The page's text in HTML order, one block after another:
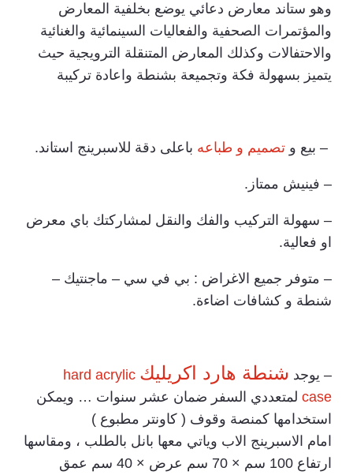
وهو ستاند معارض دعائي يوضع بخلفية المعارض
والمؤتمرات الصحفية والفعاليات السينمائية والغنائية
والاحتفالات وكذلك المعارض المتنقلة الترويجية حيث
يتميز بسهولة فكة وتجميعة بشنطة واعادة تركيبة
– بيع و تصميم و طباعه باعلى دقة للاسبرينج استاند.
– فينيش ممتاز.
– سهولة التركيب والفك والنقل لمشاركتك باي معرض
او فعالية.
– متوفر جميع الاغراض : بي في سي – ماجنتيك –
شنطة و كشافات اضاءة.
– يوجد شنطة هارد اكريليك hard acrylic
case لمتعددي السفر ضمان عشر سنوات … ويمكن
استخدامها كمنصة وقوف ( كاونتر مطبوع )
امام الاسبرينج الاب وياتي معها بانل بالطلب ، ومقاسها
ارتفاع 100 سم × 70 سم عرض × 40 سم عمق